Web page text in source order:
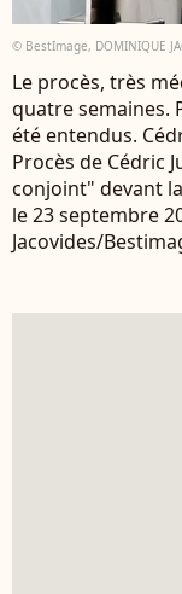
© BestImage, DOMINIQUE
Le procès, très
quatre semaines.
été entendus.
Procès de Cédric
conjoint" devant
le 23 septembre
Jacovides/